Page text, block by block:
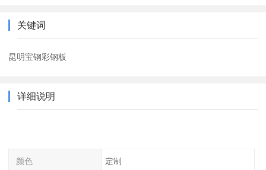
关键词
昆明宝钢彩钢板
详细说明
颜色 定制